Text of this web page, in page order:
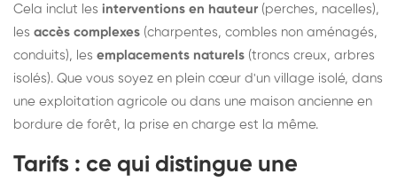
Cela inclut les interventions en hauteur (perches, nacelles),
les accès complexes (charpentes, combles non aménagés,
conduits), les emplacements naturels (troncs creux, arbres
isolés). Que vous soyez en plein cœur d'un village isolé, dans
une exploitation agricole ou dans une maison ancienne en
bordure de forêt, la prise en charge est la même.
Tarifs : ce qui distingue une